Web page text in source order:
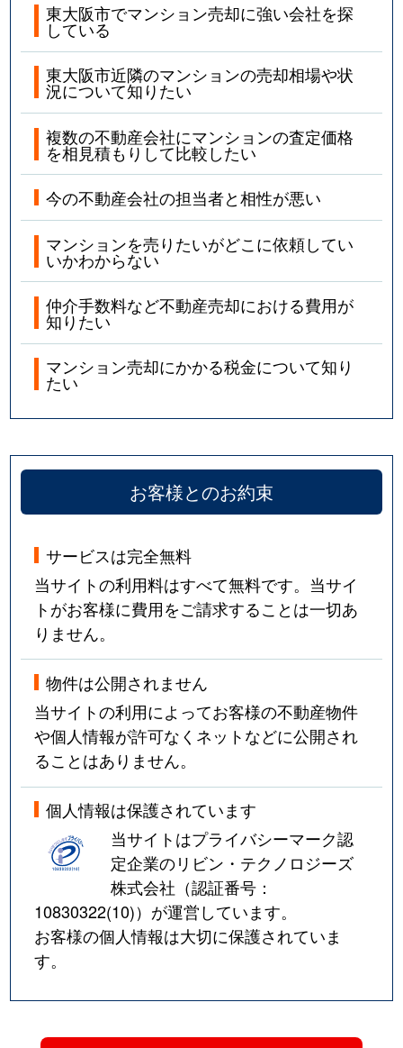
東大阪市でマンション売却に強い会社を探
している
東大阪市近隣のマンションの売却相場や状
況について知りたい
複数の不動産会社にマンションの査定価格
を相見積もりして比較したい
今の不動産会社の担当者と相性が悪い
マンションを売りたいがどこに依頼してい
いかわからない
仲介手数料など不動産売却における費用が
知りたい
マンション売却にかかる税金について知り
たい
お客様とのお約束
サービスは完全無料
当サイトの利用料はすべて無料です。当サイ
トがお客様に費用をご請求することは一切あ
りません。
物件は公開されません
当サイトの利用によってお客様の不動産物件
や個人情報が許可なくネットなどに公開され
ることはありません。
個人情報は保護されています
当サイトはプライバシーマーク認
定企業のリビン・テクノロジーズ
株式会社（認証番号：
10830322(10)）が運営しています。
お客様の個人情報は大切に保護されていま
す。